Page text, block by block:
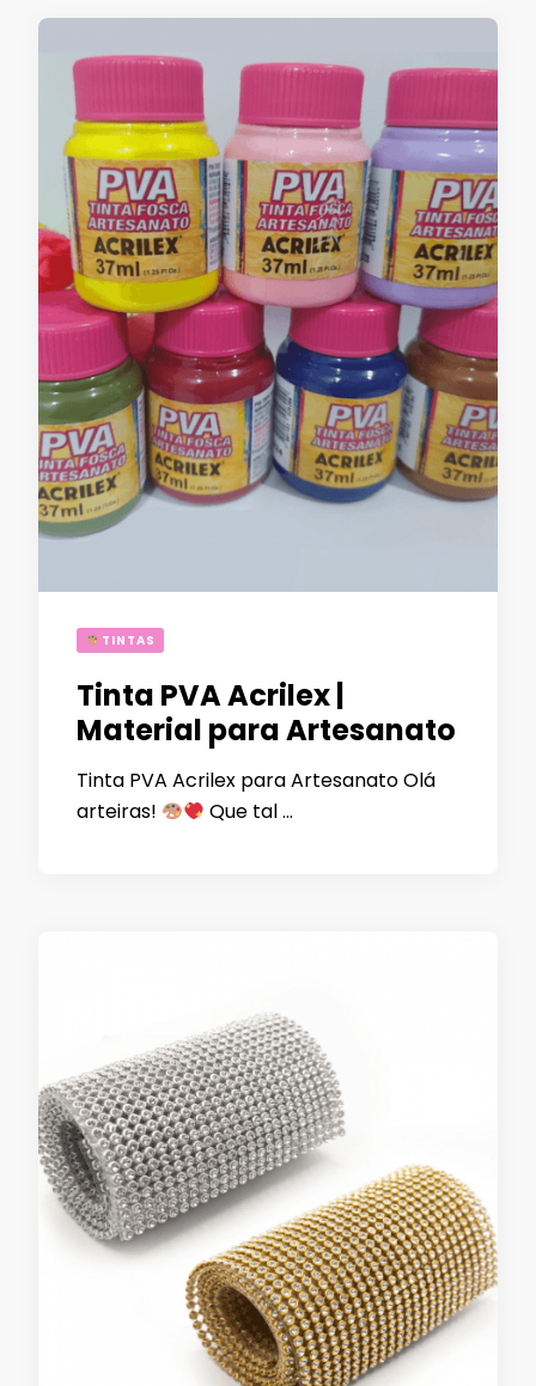
TINTAS
Tinta PVA Acrilex |
Material para Artesanato
Tinta PVA Acrilex para Artesanato Olá
arteiras!
Que tal …